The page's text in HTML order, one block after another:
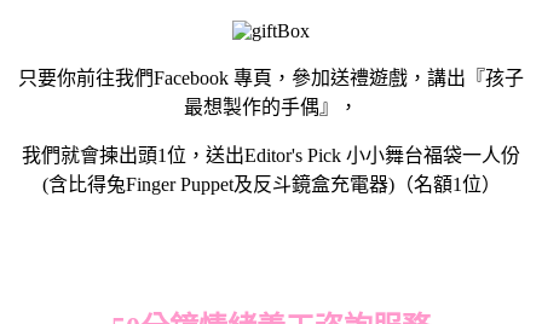
只要你前往我們Facebook 專頁，參加送禮遊戲，講出『孩子
最想製作的手偶』，
我們就會揀出頭1位，送出Editor's Pick 小小舞台福袋一人份
(含比得兔Finger Puppet及反斗鏡盒充電器)（名額1位）